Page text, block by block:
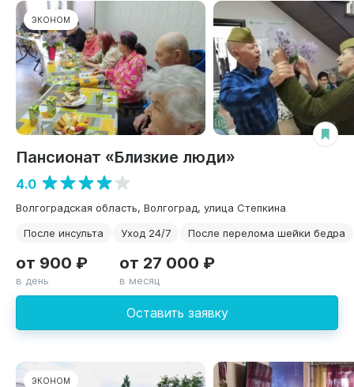
ЭКОНОМ
Пансионат «Близкие люди»
4.0
Волгоградская область, Волгоград, улица Степкина
После инсульта
Уход 24/7 После перелома шейки бедра
Оставить заявку
от 900 ₽
в день
от 27 000 ₽
в месяц
ЭКОНОМ